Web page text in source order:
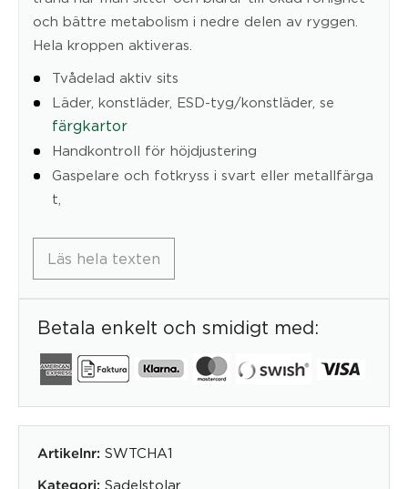
och bättre metabolism i nedre delen av ryggen.
Hela kroppen aktiveras.
Tvådelad aktiv sits
Läder, konstläder, ESD-tyg/konstläder, se
färgkartor
Handkontroll för höjdjustering
Gaspelare och fotkryss i svart eller metallfärga
t,
Läs hela texten
Betala enkelt och smidigt med:
Artikelnr: SWTCHA1
Kategori: Sadelstolar